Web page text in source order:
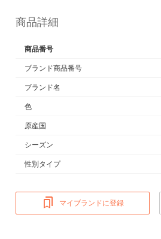
商品詳細
商品番号
ブランド商品番号
ブランド名
色
原産国
シーズン
性別タイプ
マイブランドに登録